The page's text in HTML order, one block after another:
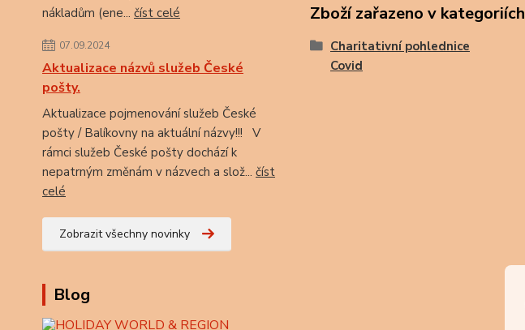
nákladům (ene... číst celé
07.09.2024
Aktualizace názvů služeb České
pošty.
Aktualizace pojmenování služeb České
pošty / Balíkovny na aktuální názvy!!! V
rámci služeb České pošty dochází k
nepatrným změnám v názvech a slož... číst
celé
Zobrazit všechny novinky
Blog
Zboží zařazeno v kategoriích
Charitativní pohlednice
Covid